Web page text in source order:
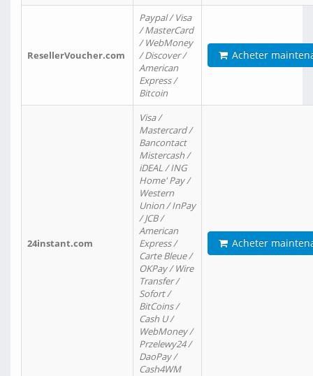
ResellerVoucher.com
Paypal / Visa
/ MasterCard
/ WebMoney
/ Discover /
American
Express /
Bitcoin
Acheter
24instant.com
Visa /
Mastercard /
Bancontact
Mistercash /
iDEAL / ING
Home' Pay /
Western
Union / InPay
/ JCB /
American
Express /
Carte Bleue /
OKPay / Wire
Transfer /
Sofort /
BitCoins /
Cash U /
WebMoney /
Przelewy24 /
DaoPay /
Cash4WM
Acheter